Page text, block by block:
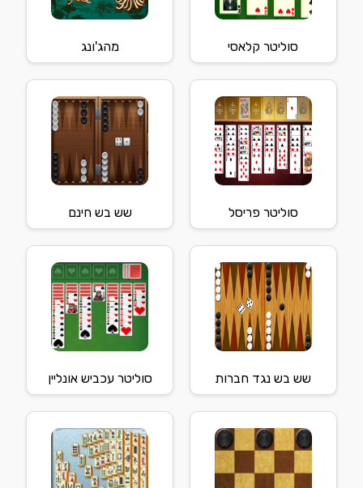
סוליטר קלאסי מהג'ונג
סוליטר פריסל שש בש חינם
שש בש נגד חברות סוליטר עכביש אונליין